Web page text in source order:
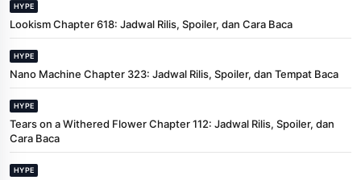
HYPE
Lookism Chapter 618: Jadwal Rilis, Spoiler, dan Cara Baca
HYPE
Nano Machine Chapter 323: Jadwal Rilis, Spoiler, dan Tempat Baca
HYPE
Tears on a Withered Flower Chapter 112: Jadwal Rilis, Spoiler, dan
Cara Baca
HYPE